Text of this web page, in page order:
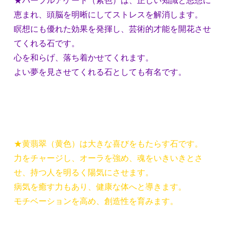
恵まれ、頭脳を明晰にしてストレスを解消します。
瞑想にも優れた効果を発揮し、芸術的才能を開花させ
てくれる石です。
心を和らげ、落ち着かせてくれます。
よい夢を見させてくれる石としても有名です。
★黄翡翠（黄色）は大きな喜びをもたらす石です。
力をチャージし、オーラを強め、魂をいきいきとさ
せ、持つ人を明るく陽気にさせます。
病気を癒す力もあり、健康な体へと導きます。
モチベーションを高め、創造性を育みます。